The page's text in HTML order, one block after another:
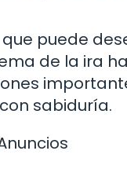
puede
de la ira
sabiduría.